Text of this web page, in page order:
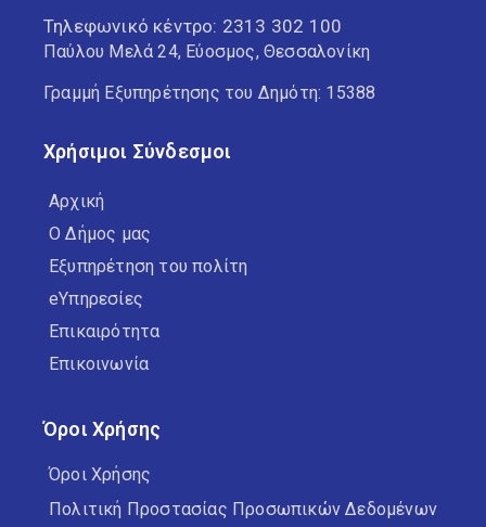
Τηλεφωνικό κέντρο: 2313 302 100
Παύλου Μελά 24, Εύοσμος, Θεσσαλονίκη
Γραμμή Εξυπηρέτησης του Δημότη: 15388
Χρήσιμοι Σύνδεσμοι
Αρχική
Ο Δήμος μας
Εξυπηρέτηση του πολίτη
eΥπηρεσίες
Επικαιρότητα
Επικοινωνία
Όροι Χρήσης
Όροι Χρήσης
Πολιτική Προστασίας Προσωπικών Δεδομένων